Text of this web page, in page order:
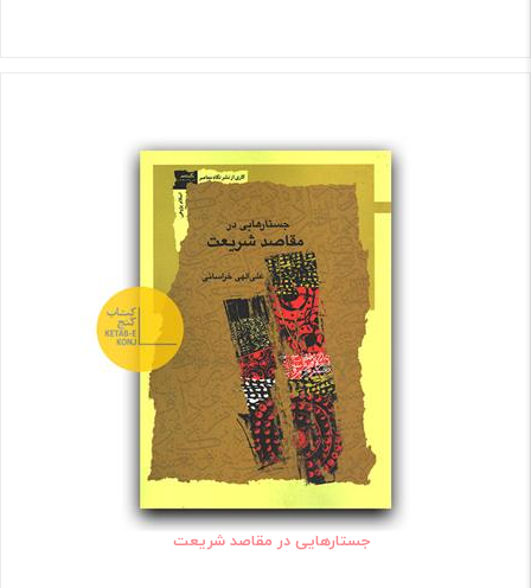
جستارهایی در مقاصد شریعت